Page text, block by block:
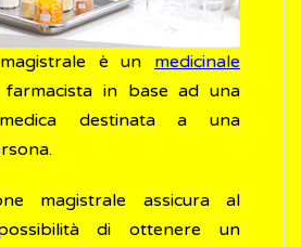
è un medicinale
in base ad una
destinata a una
magistrale assicura al
di ottenere un